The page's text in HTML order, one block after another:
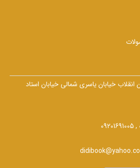
انقلاب خیابان یاسری شمالی خیابان استاد